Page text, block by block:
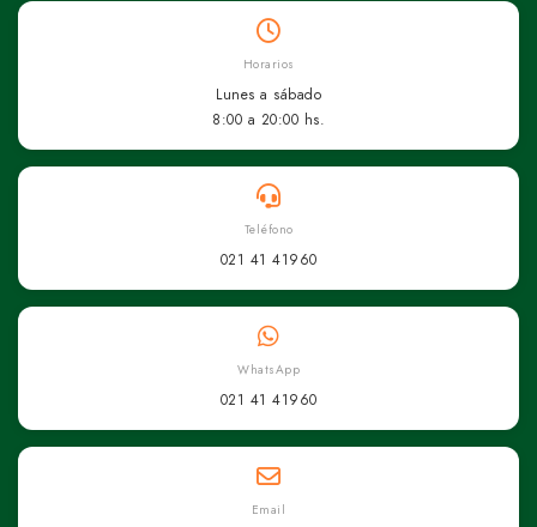
Horarios
Lunes a sábado
8:00 a 20:00 hs.
Teléfono
021 41 41960
WhatsApp
021 41 41960
Email